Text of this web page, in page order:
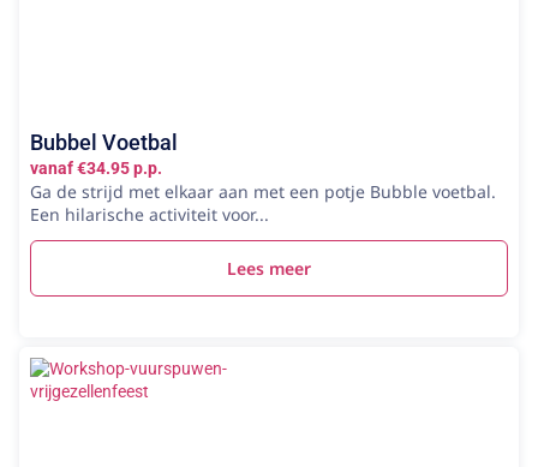
Bubbel Voetbal
vanaf €34.95 p.p.
Ga de strijd met elkaar aan met een potje Bubble voetbal.
Een hilarische activiteit voor...
Lees meer